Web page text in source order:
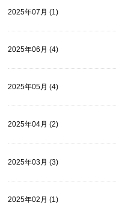
2025年07月 (1)
2025年06月 (4)
2025年05月 (4)
2025年04月 (2)
2025年03月 (3)
2025年02月 (1)